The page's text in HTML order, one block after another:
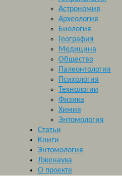
Астрономия
Археология
Биология
География
Медицина
Общество
Палеонтология
Психология
Технологии
Физика
Химия
Энтомология
Статьи
Книги
Энтомология
Лженаука
О проекте